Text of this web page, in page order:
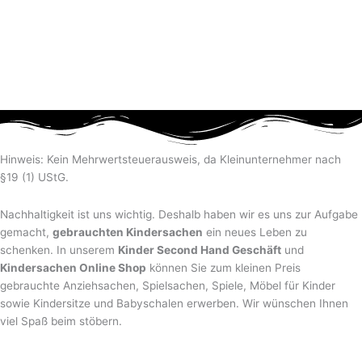
Hinweis: Kein Mehrwertsteuerausweis, da Kleinunternehmer nach
§19 (1) UStG.
Nachhaltigkeit ist uns wichtig. Deshalb haben wir es uns zur Aufgabe
gemacht, gebrauchten Kindersachen ein neues Leben zu
schenken. In unserem Kinder Second Hand Geschäft und
Kindersachen Online Shop können Sie zum kleinen Preis
gebrauchte Anziehsachen, Spiel­sachen, Spiele, Möbel für Kinder
sowie Kindersitze und Babyschalen erwerben. Wir wünschen Ihnen
viel Spaß beim stöbern.